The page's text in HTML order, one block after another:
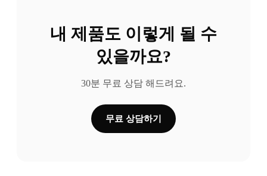
내 제품도 이렇게 될 수
있을까요?
30분 무료 상담 해드려요.
무료 상담하기